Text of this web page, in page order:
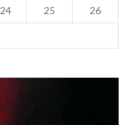
24 25 26